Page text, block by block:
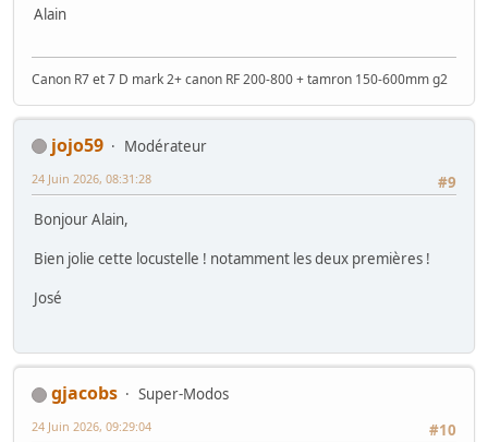
Alain
Canon R7 et 7 D mark 2+ canon RF 200-800 + tamron 150-600mm g2
jojo59
Modérateur
#9
24 Juin 2026, 08:31:28
Bonjour Alain,
Bien jolie cette locustelle ! notamment les deux premières !
José
gjacobs
Super-Modos
#10
24 Juin 2026, 09:29:04